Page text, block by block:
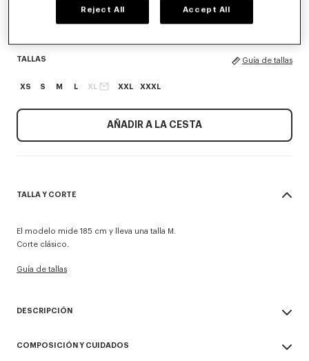
TALLAS Guía de tallas
XS S M L XL XXL XXXL
AÑADIR A LA CESTA
TALLA Y CORTE
El modelo mide 185 cm y lleva una talla M.
Corte clásico.
Guía de tallas
DESCRIPCIÓN
Punto jersey sencillo para una sensación cómoda y un peso de
COMPOSICIÓN Y CUIDADOS
Reject All Accept All